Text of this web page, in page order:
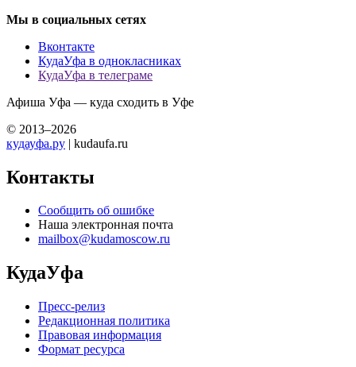
Мы в социальных сетях
Вконтакте
КудаУфа в однокласниках
КудаУфа в телеграме
Афиша Уфа — куда сходить в Уфе
© 2013–2026
кудауфа.ру | kudaufa.ru
Контакты
Сообщить об ошибке
Наша электронная почта
mailbox@kudamoscow.ru
КудаУфа
Пресс-релиз
Редакционная политика
Правовая информация
Формат ресурса